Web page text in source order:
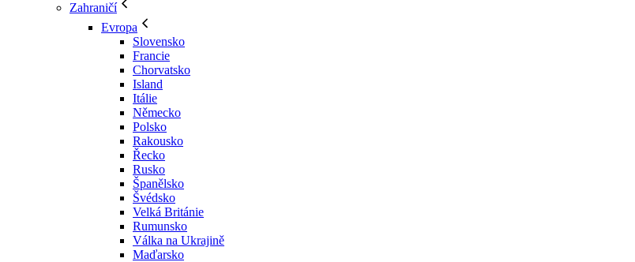
Zahraničí
Evropa
Slovensko
Francie
Chorvatsko
Island
Itálie
Německo
Polsko
Rakousko
Řecko
Rusko
Španělsko
Švédsko
Velká Británie
Rumunsko
Válka na Ukrajině
Maďarsko